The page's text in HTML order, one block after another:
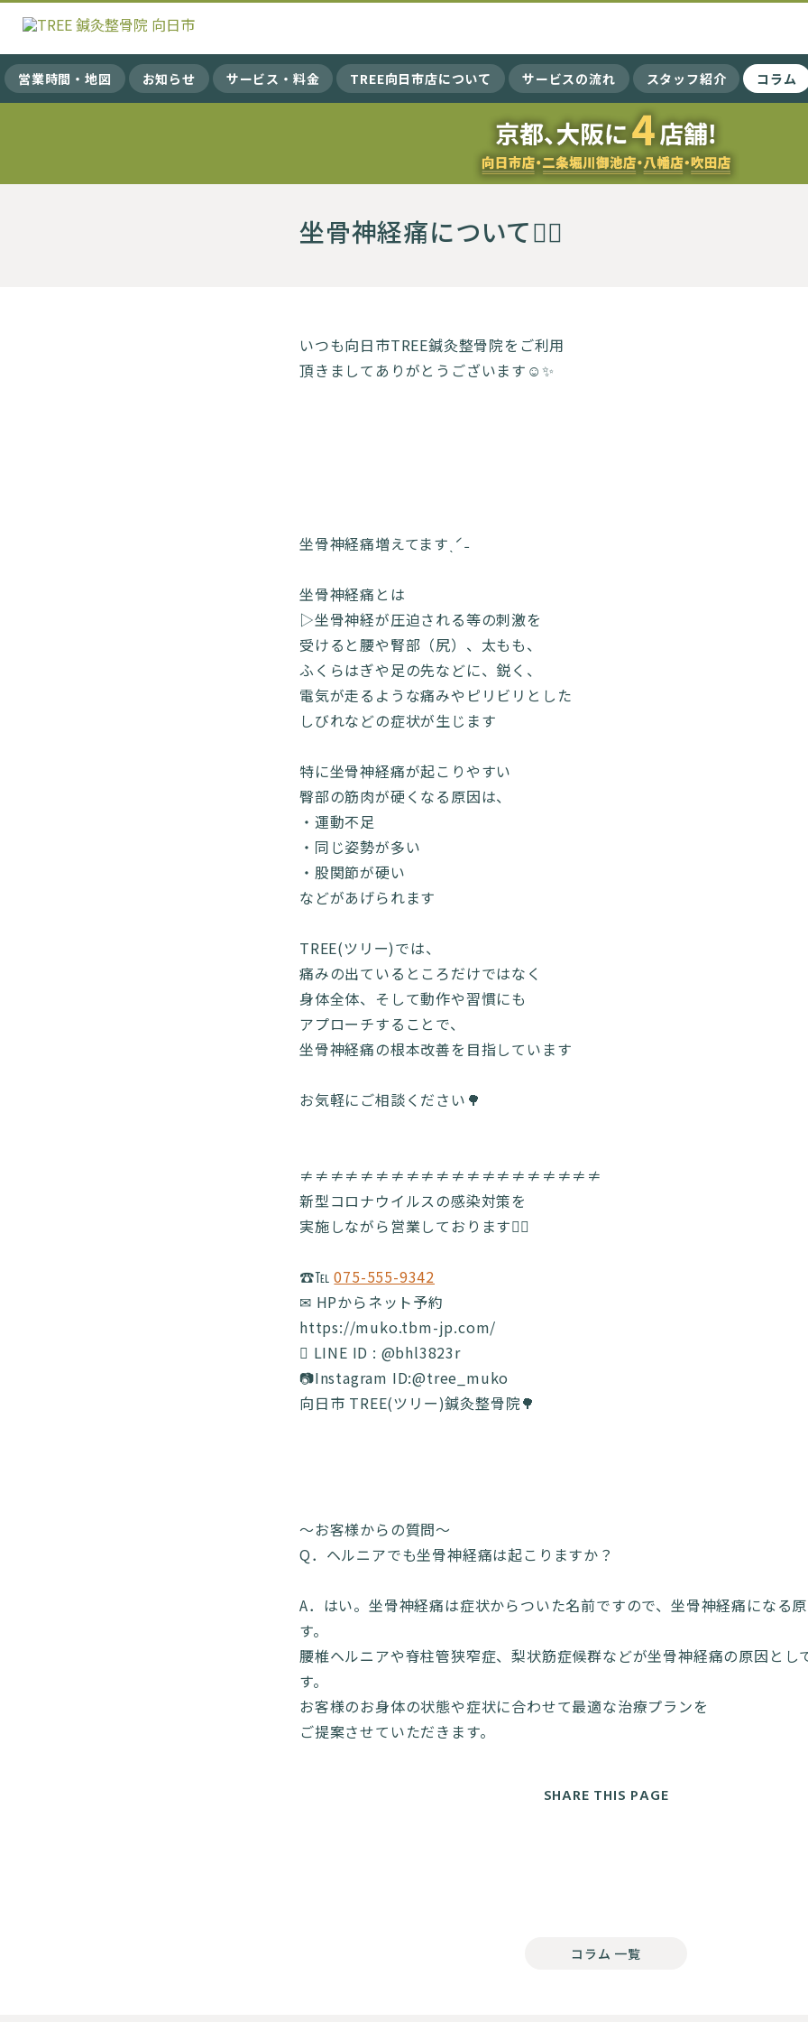
営業時間・地図 お知らせ サービス・料金 TREE向日市店について サービスの流れ スタッフ紹介 コラム
坐骨神経痛について💁‍♂️
いつも向日市TREE鍼灸整骨院をご利用
頂きましてありがとうございます☺️✨
坐骨神経痛増えてますˎˊ˗
坐骨神経痛とは
▷坐骨神経が圧迫される等の刺激を
受けると腰や腎部（尻）、太もも、
ふくらはぎや足の先などに、鋭く、
電気が走るような痛みやピリビリとした
しびれなどの症状が生じます
特に坐骨神経痛が起こりやすい
臀部の筋肉が硬くなる原因は、
・運動不足
・同じ姿勢が多い
・股関節が硬い
などがあげられます
TREE(ツリー)では、
痛みの出ているところだけではなく
身体全体、そして動作や習慣にも
アプローチすることで、
坐骨神経痛の根本改善を目指しています
お気軽にご相談ください🌳
≠≠≠≠≠≠≠≠≠≠≠≠≠≠≠≠≠≠≠≠
新型コロナウイルスの感染対策を
実施しながら営業しております🙆‍♂️
☎️℡075-555-9342
✉ HPからネット予約
https://muko.tbm-jp.com/
 LINE ID : @bhl3823r
📷Instagram ID:@tree_muko
向日市 TREE(ツリー)鍼灸整骨院🌳
～お客様からの質問～
Q．ヘルニアでも坐骨神経痛は起こりますか？
A．はい。坐骨神経痛は症状からついた名前ですので、坐骨神経痛になる
す。
腰椎ヘルニアや脊柱管狭窄症、梨状筋症候群などが坐骨神経痛の原因とし
す。
お客様のお身体の状態や症状に合わせて最適な治療プランを
ご提案させていただきます。
SHARE THIS PAGE
コラム 一覧